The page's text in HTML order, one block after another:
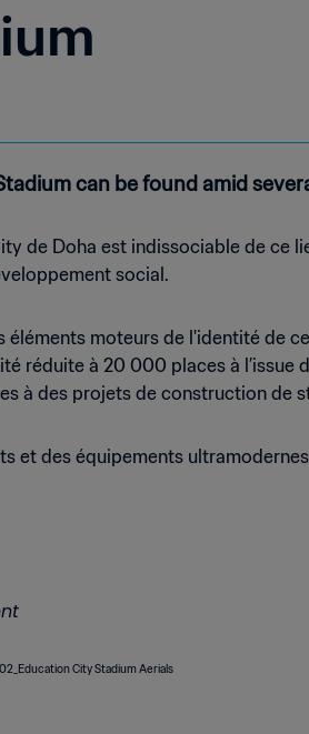
can be found amid
de Doha est indissociable de ce
social.
éléments moteurs de l'identité de
réduite à 20 000 places à l’issue
à des projets de construction de
et des équipements